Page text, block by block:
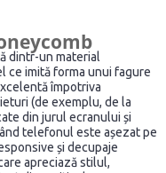
dintr-un material
ce imită forma unui fagure
împotriva
(de exemplu, de la
din jurul ecranului și
telefonul este așezat pe
și decupaje
apreciază stilul,